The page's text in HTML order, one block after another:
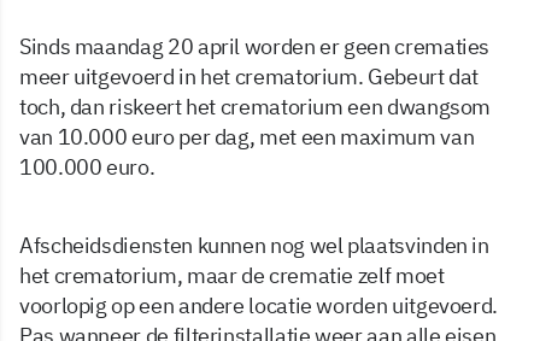
Sinds maandag 20 april worden er geen crematies
meer uitgevoerd in het crematorium. Gebeurt dat
toch, dan riskeert het crematorium een dwangsom
van 10.000 euro per dag, met een maximum van
100.000 euro.
Afscheidsdiensten kunnen nog wel plaatsvinden in
het crematorium, maar de crematie zelf moet
voorlopig op een andere locatie worden uitgevoerd.